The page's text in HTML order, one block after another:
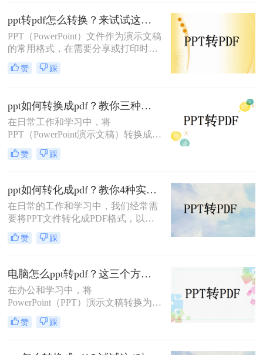
呢？本文将介绍几种常用的PPT转
PDF方法，助你轻松完成文件转换。
ppt转pdf怎么转换？来试试这三种常用转换方法！
PPT（PowerPoint）文件作为演示文稿
的常用格式，在需要分享或打印时，
转换为PDF（Portable Document
Format）格式可以确保其内容的完整
换为PDF的方法。
赞 踩
ppt如何转换成pdf？教你三种简单有效的方法！
在日常工作和学习中，将
PPT（PowerPoint演示文稿）转换成
PDF（Portable Document Format）文
件是一项常见的需求。PDF格式因其
而广受欢迎。那么PPT如何转换成
PDF呢？本文将介绍三种将PPT转换
成PDF的方法。
赞 踩
ppt如何转化成pdf？教你4种实用转换方法!
在日常的工作和学习中，我们经常需
要将PPT文件转化成PDF格式，以便
更好地进行分享、打印或存档。那么
PPT如何转化成PDF呢？本文将介绍
赞 踩
电脑怎么ppt转pdf？这三个方法可以了解下!
在办公和学习中，将
PowerPoint（PPT）演示文稿转换为
PDF格式是确保文件格式一致性及防
止内容被随意修改的有效手段。那么
更轻松地完成这一任务，本文将详细
赞 踩